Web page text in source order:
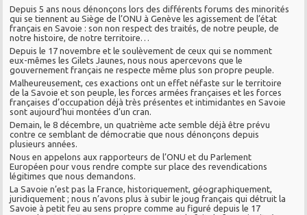
Depuis 5 ans nous dénonçons lors des différents forums des minorités
qui se tiennent au Siège de l’ONU à Genève les agissement de l’état
français en Savoie : son non respect des traités, de notre peuple, de
notre histoire, de notre territoire…
Depuis le 17 novembre et le soulèvement de ceux qui se nomment
eux-mêmes les Gilets Jaunes, nous nous apercevons que le
gouvernement français ne respecte même plus son propre peuple.
Malheureusement, ces exactions ont un effet néfaste sur le territoire
de la Savoie et son peuple, les forces armées françaises et les forces
françaises d’occupation déjà très présentes et intimidantes en Savoie
sont aujourd’hui montées d’un cran.
Demain, le 8 décembre, un quatrième acte semble déjà être prévu
contre ce semblant de démocratie que nous dénonçons depuis
plusieurs années.
Nous en appelons aux rapporteurs de l’ONU et du Parlement
Européen pour vous rendre compte sur place des revendications
légitimes que nous demandons.
La Savoie n’est pas la France, historiquement, géographiquement,
juridiquement ; nous n’avons plus à subir le joug français qui détruit la
Savoie à petit feu au sens propre comme au figuré depuis le 17